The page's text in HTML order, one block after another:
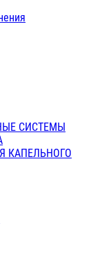
СИСТЕМЫ
КАПЕЛЬНОГО